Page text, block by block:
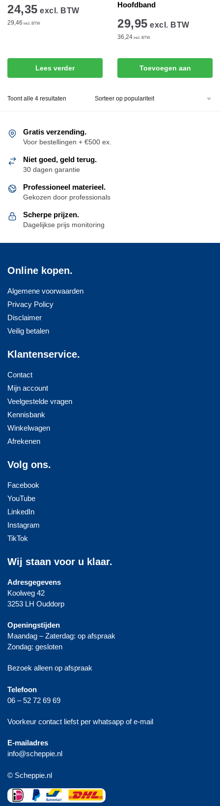
24,35 excl. BTW
29,46 incl. BTW
Lees verder
Hoofdband
29,95 excl. BTW
36,24 incl. BTW
Toevoegen aan
Toont alle 4 resultaten Gesorteerd
Gratis verzending.
Voor bestellingen + €500 ex.
Niet goed, geld terug.
30 dagen garantie
Professioneel materieel.
Gekozen door professionals
Scherpe prijzen.
Dagelijkse prijs monitoring
Online kopen.
Algemene voorwaarden
Privacy Policy
Disclaimer
Veilig betalen
Klantenservice.
Contact
Mijn account
Veelgestelde vragen
Kennisbank
Winkelwagen
Afrekenen
Volg ons.
Facebook
YouTube
LinkedIn
Instagram
TikTok
Wij staan voor u klaar.
Adresgegevens
Koolweg 42
3253 LH Ouddorp
Openingstijden
Maandag – Zaterdag: op afspraak
Zondag: gesloten
Bezoek alleen op afspraak
Telefoon
06 – 52 72 69 69
Voorkeur contact liefst per whatsapp of e-mail
E-mailadres
info@scheppie.nl
© Scheppie.nl